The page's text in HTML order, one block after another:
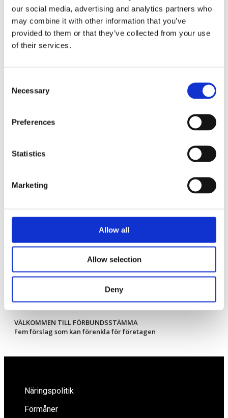
our social media, advertising and analytics partners who
may combine it with other information that you’ve
provided to them or that they’ve collected from your use
of their services.
Selection
Necessary
Preferences
Statistics
Marketing
Allow all
Allow selection
Deny
kan de bidra starkt positivt på den svenska
ekonomin.
Obligatoriska fält är
märkta*
webbläsare till nästa gång jag skriver en kommentar.
VÄLKOMMEN TILL FÖRBUNDSSTÄMMA
Fem förslag som kan förenkla för företagen
Näringspolitik
Förmåner